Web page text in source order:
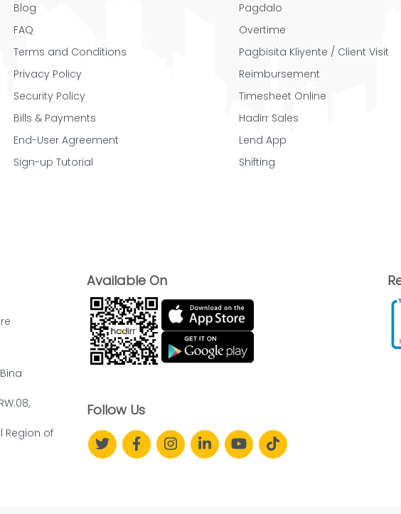
Blog
FAQ
Terms and Conditions
Privacy Policy
Security Policy
Bills & Payments
End-User Agreement
Sign-up Tutorial
Pagdalo
Overtime
Pagbisita Kliyente / Client Visit
Reimbursement
Timesheet Online
Hadirr Sales
Lend App
Shifting
Region of
Available On
Follow Us